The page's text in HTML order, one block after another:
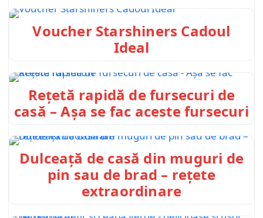
Voucher Starshiners Cadoul
Ideal
Rețetă rapidă de fursecuri de
casă – Așa se fac aceste fursecuri
Dulceață de casă din muguri de
pin sau de brad – rețete
extraordinare